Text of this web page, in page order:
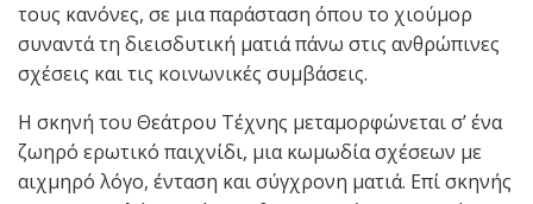
τους κανόνες, σε μια παράσταση όπου το χιούμορ
συναντά τη διεισδυτική ματιά πάνω στις ανθρώπινες
σχέσεις και τις κοινωνικές συμβάσεις.
Η σκηνή του Θεάτρου Τέχνης μεταμορφώνεται σ’ ένα
ζωηρό ερωτικό παιχνίδι, μια κωμωδία σχέσεων με
αιχμηρό λόγο, ένταση και σύγχρονη ματιά. Επί σκηνής